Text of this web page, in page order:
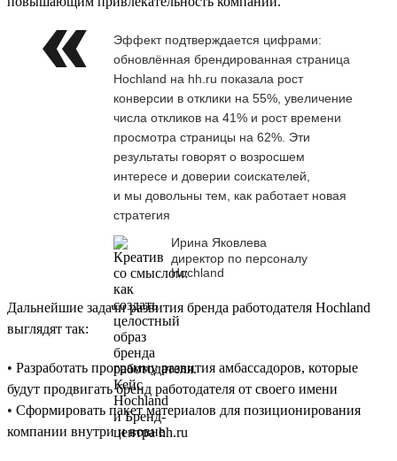
Эффект подтверждается цифрами:
обновлённая брендированная страница
Hochland на hh.ru показала рост
конверсии в отклики на 55%, увеличение
числа откликов на 41% и рост времени
просмотра страницы на 62%. Эти
результаты говорят о возросшем
интересе и доверии соискателей,
и мы довольны тем, как работает новая
стратегия
Ирина Яковлева
директор по персоналу
Hochland
Дальнейшие задачи развития бренда работодателя Hochland
выглядят так:
• Разработать программу развития амбассадоров, которые
будут продвигать бренд работодателя от своего имени
• Сформировать пакет материалов для позиционирования
компании внутри и вовне